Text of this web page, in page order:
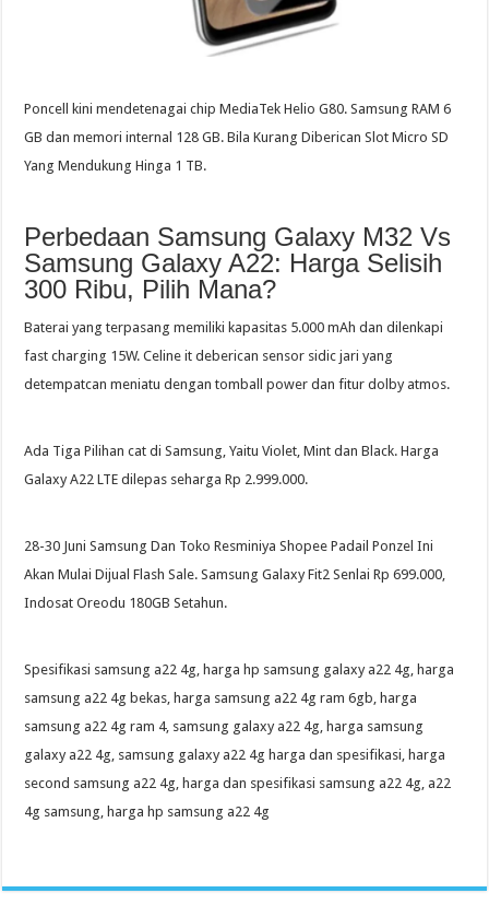
Poncell kini mendetenagai chip MediaTek Helio G80. Samsung RAM 6
GB dan memori internal 128 GB. Bila Kurang Diberican Slot Micro SD
Yang Mendukung Hinga 1 TB.
Perbedaan Samsung Galaxy M32 Vs
Samsung Galaxy A22: Harga Selisih
300 Ribu, Pilih Mana?
Baterai yang terpasang memiliki kapasitas 5.000 mAh dan dilenkapi
fast charging 15W. Celine it deberican sensor sidic jari yang
detempatcan meniatu dengan tomball power dan fitur dolby atmos.
Ada Tiga Pilihan cat di Samsung, Yaitu Violet, Mint dan Black. Harga
Galaxy A22 LTE dilepas seharga Rp 2.999.000.
28-30 Juni Samsung Dan Toko Resminiya Shopee Padail Ponzel Ini
Akan Mulai Dijual Flash Sale. Samsung Galaxy Fit2 Senlai Rp 699.000,
Indosat Oreodu 180GB Setahun.
Spesifikasi samsung a22 4g, harga hp samsung galaxy a22 4g, harga
samsung a22 4g bekas, harga samsung a22 4g ram 6gb, harga
samsung a22 4g ram 4, samsung galaxy a22 4g, harga samsung
galaxy a22 4g, samsung galaxy a22 4g harga dan spesifikasi, harga
second samsung a22 4g, harga dan spesifikasi samsung a22 4g, a22
4g samsung, harga hp samsung a22 4g